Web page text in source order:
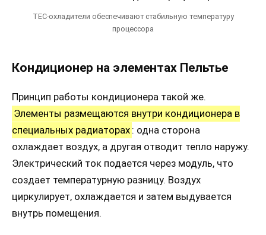
TEC-охладители обеспечивают стабильную температуру
процессора
Кондиционер на элементах Пельтье
Принцип работы кондиционера такой же.
Элементы размещаются внутри кондиционера в
специальных радиаторах : одна сторона
охлаждает воздух, а другая отводит тепло наружу.
Электрический ток подается через модуль, что
создает температурную разницу. Воздух
циркулирует, охлаждается и затем выдувается
внутрь помещения.